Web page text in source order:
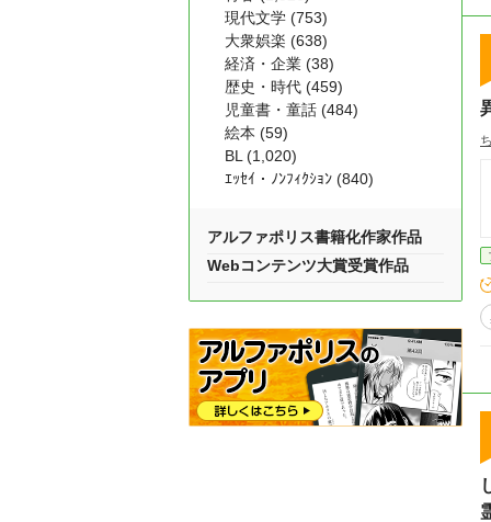
現代文学 (753)
大衆娯楽 (638)
経済・企業 (38)
歴史・時代 (459)
児童書・童話 (484)
絵本 (59)
BL (1,020)
ｴｯｾｲ・ﾉﾝﾌｨｸｼｮﾝ (840)
アルファポリス書籍化作家作品
Webコンテンツ大賞受賞作品